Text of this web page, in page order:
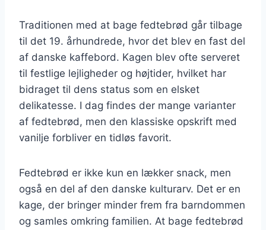
Traditionen med at bage fedtebrød går tilbage
til det 19. århundrede, hvor det blev en fast del
af danske kaffebord. Kagen blev ofte serveret
til festlige lejligheder og højtider, hvilket har
bidraget til dens status som en elsket
delikatesse. I dag findes der mange varianter
af fedtebrød, men den klassiske opskrift med
vanilje forbliver en tidløs favorit.
Fedtebrød er ikke kun en lækker snack, men
også en del af den danske kulturarv. Det er en
kage, der bringer minder frem fra barndommen
og samles omkring familien. At bage fedtebrød